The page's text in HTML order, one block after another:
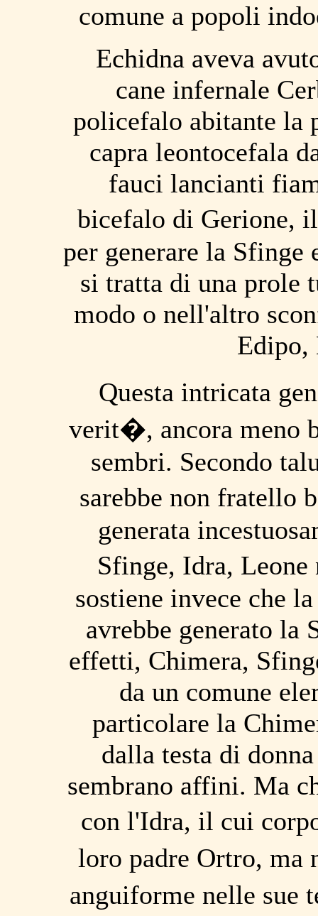
comune a popoli
Echidna aveva
cane infernale
policefalo abitante la
capra leontocefala
fauci lancianti
bicefalo di Gerione,
per generare la Sfinge
si tratta di una prole
modo o nell'altro
Edipo,
Questa intricata
verit�, ancora meno
sembri. Secondo
sarebbe non fratello
generata
Sfinge, Idra,
sostiene invece che
avrebbe generato la
effetti, Chimera,
da un comune
particolare la
dalla testa di
sembrano affini. Ma
con l'Idra, il cui
loro padre Ortro, ma
anguiforme nelle